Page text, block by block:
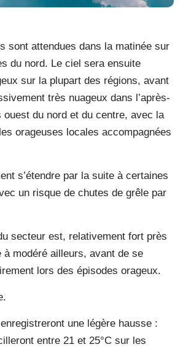
sont attendues dans la matinée sur
du nord. Le ciel sera ensuite
sur la plupart des régions, avant
très nuageux dans l’après-
du nord et du centre, avec la
orageuses locales accompagnées
s’étendre par la suite à certaines
un risque de chutes de grêle par
secteur est, relativement fort près
modéré ailleurs, avant de se
lors des épisodes orageux.
une légère hausse :
entre 21 et 25°C sur les